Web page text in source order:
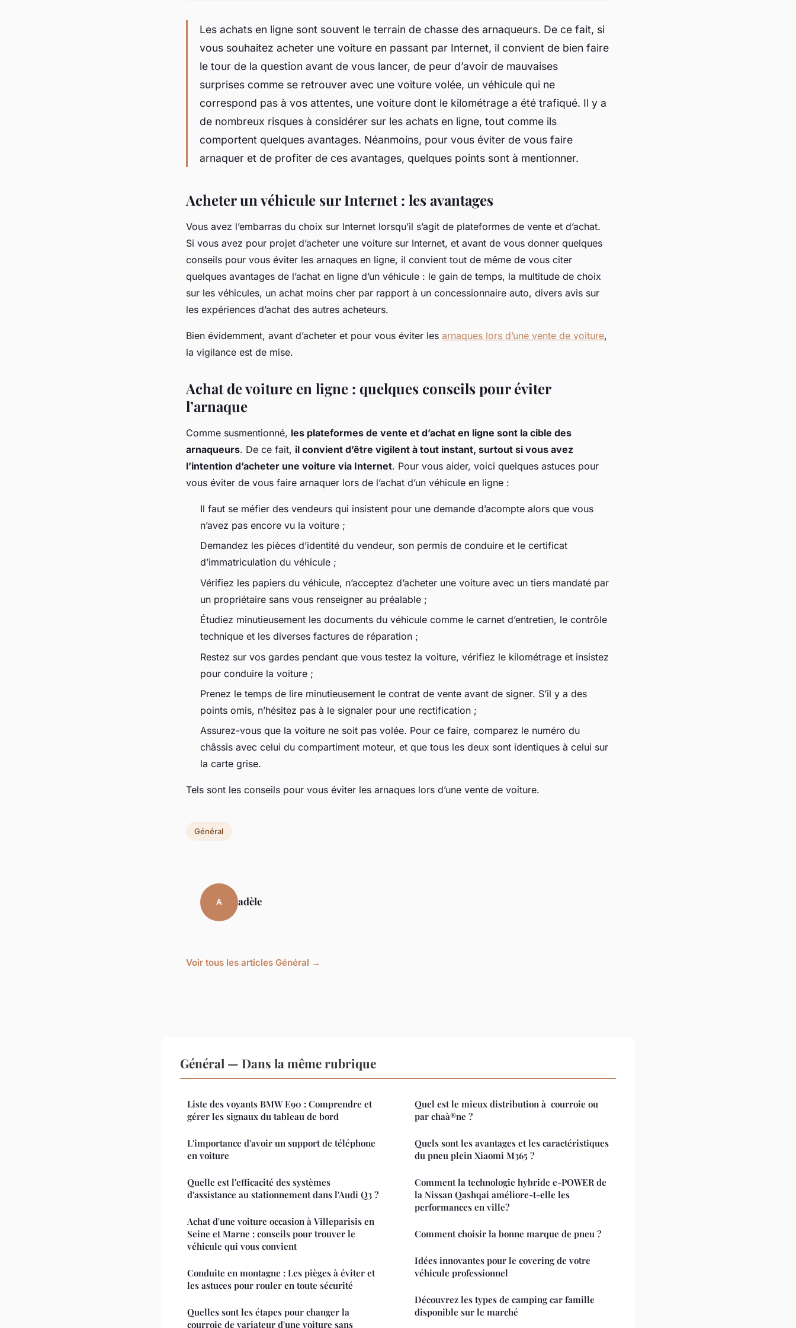
Les achats en ligne sont souvent le terrain de chasse des arnaqueurs. De ce fait, si
vous souhaitez acheter une voiture en passant par Internet, il convient de bien faire
le tour de la question avant de vous lancer, de peur d’avoir de mauvaises
surprises comme se retrouver avec une voiture volée, un véhicule qui ne
correspond pas à vos attentes, une voiture dont le kilométrage a été trafiqué. Il y a
de nombreux risques à considérer sur les achats en ligne, tout comme ils
comportent quelques avantages. Néanmoins, pour vous éviter de vous faire
arnaquer et de profiter de ces avantages, quelques points sont à mentionner.
Acheter un véhicule sur Internet : les avantages
Vous avez l’embarras du choix sur Internet lorsqu’il s’agit de plateformes de vente et d’achat.
Si vous avez pour projet d’acheter une voiture sur Internet, et avant de vous donner quelques
conseils pour vous éviter les arnaques en ligne, il convient tout de même de vous citer
quelques avantages de l’achat en ligne d’un véhicule : le gain de temps, la multitude de choix
sur les véhicules, un achat moins cher par rapport à un concessionnaire auto, divers avis sur
les expériences d’achat des autres acheteurs.
Bien évidemment, avant d’acheter et pour vous éviter les arnaques lors d’une vente de voiture,
la vigilance est de mise.
Achat de voiture en ligne : quelques conseils pour éviter
l’arnaque
Comme susmentionné, les plateformes de vente et d’achat en ligne sont la cible des
arnaqueurs. De ce fait, il convient d’être vigilent à tout instant, surtout si vous avez
l’intention d’acheter une voiture via Internet. Pour vous aider, voici quelques astuces pour
vous éviter de vous faire arnaquer lors de l’achat d’un véhicule en ligne :
Il faut se méfier des vendeurs qui insistent pour une demande d’acompte alors que vous
n’avez pas encore vu la voiture ;
Demandez les pièces d’identité du vendeur, son permis de conduire et le certificat
d’immatriculation du véhicule ;
Vérifiez les papiers du véhicule, n’acceptez d’acheter une voiture avec un tiers mandaté par
un propriétaire sans vous renseigner au préalable ;
Étudiez minutieusement les documents du véhicule comme le carnet d’entretien, le contrôle
technique et les diverses factures de réparation ;
Restez sur vos gardes pendant que vous testez la voiture, vérifiez le kilométrage et insistez
pour conduire la voiture ;
Prenez le temps de lire minutieusement le contrat de vente avant de signer. S’il y a des
points omis, n’hésitez pas à le signaler pour une rectification ;
Assurez-vous que la voiture ne soit pas volée. Pour ce faire, comparez le numéro du
châssis avec celui du compartiment moteur, et que tous les deux sont identiques à celui sur
la carte grise.
Tels sont les conseils pour vous éviter les arnaques lors d’une vente de voiture.
Général
A adèle
Voir tous les articles Général →
Général — Dans la même rubrique
Liste des voyants BMW E90 : Comprendre et
gérer les signaux du tableau de bord
L'importance d'avoir un support de téléphone
en voiture
Quelle est l'efficacité des systèmes
d'assistance au stationnement dans l'Audi Q3 ?
Achat d'une voiture occasion à Villeparisis en
Seine et Marne : conseils pour trouver le
véhicule qui vous convient
Conduite en montagne : Les pièges à éviter et
les astuces pour rouler en toute sécurité
Quelles sont les étapes pour changer la
courroie de variateur d'une voiture sans
Quel est le mieux distribution à courroie ou
par chaà®ne ?
Quels sont les avantages et les caractéristiques
du pneu plein Xiaomi M365 ?
Comment la technologie hybride e-POWER de
la Nissan Qashqai améliore-t-elle les
performances en ville?
Comment choisir la bonne marque de pneu ?
Idées innovantes pour le covering de votre
véhicule professionnel
Découvrez les types de camping car famille
disponible sur le marché